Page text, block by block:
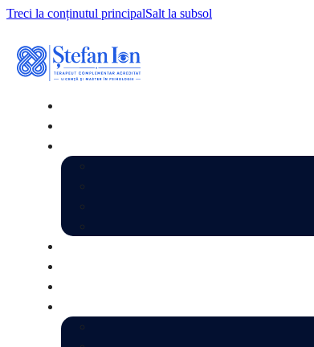
Treci la conținutul principalSalt la subsol